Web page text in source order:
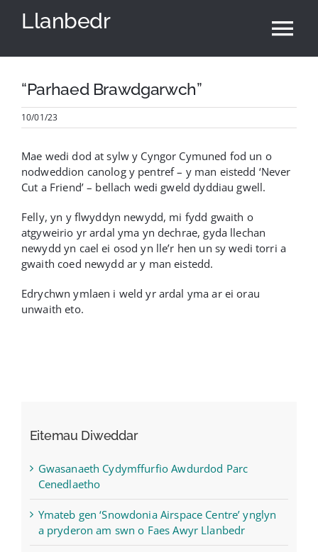
Llanbedr
Cyngor Cymuned
Neuadd Y Pentref
Newyddion
Yr Ardal
English
“Parhaed Brawdgarwch”
10/01/23
Mae wedi dod at sylw y Cyngor Cymuned fod un o
nodweddion canolog y pentref – y man eistedd ‘Never
Cut a Friend’ – bellach wedi gweld dyddiau gwell.
Felly, yn y flwyddyn newydd, mi fydd gwaith o
atgyweirio yr ardal yma yn dechrae, gyda llechan
newydd yn cael ei osod yn lle’r hen un sy wedi torri a
gwaith coed newydd ar y man eistedd.
Edrychwn ymlaen i weld yr ardal yma ar ei orau
unwaith eto.
Eitemau Diweddar
Gwasanaeth Cydymffurfio Awdurdod Parc
Cenedlaetho
Ymateb gen ‘Snowdonia Airspace Centre’ ynglyn
a pryderon am swn o Faes Awyr Llanbedr